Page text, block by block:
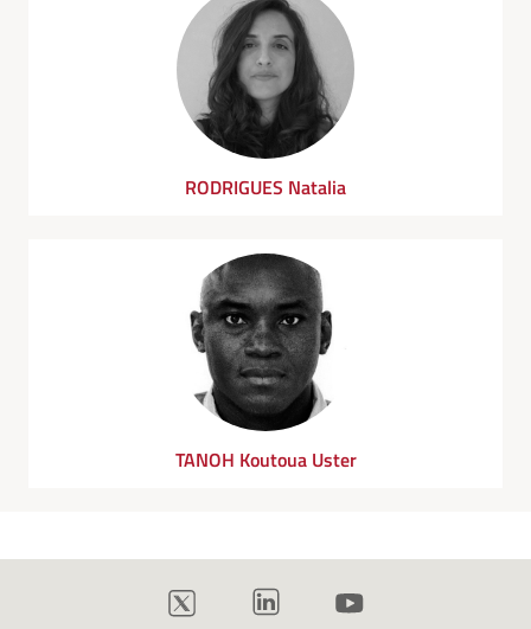
RODRIGUES Natalia
TANOH Koutoua Uster